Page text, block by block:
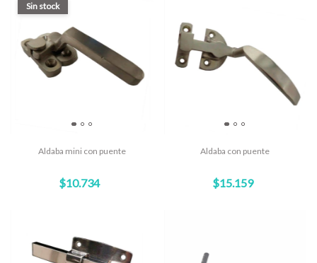
Sin stock
Aldaba mini con puente
$10.734
Aldaba con puente
$15.159